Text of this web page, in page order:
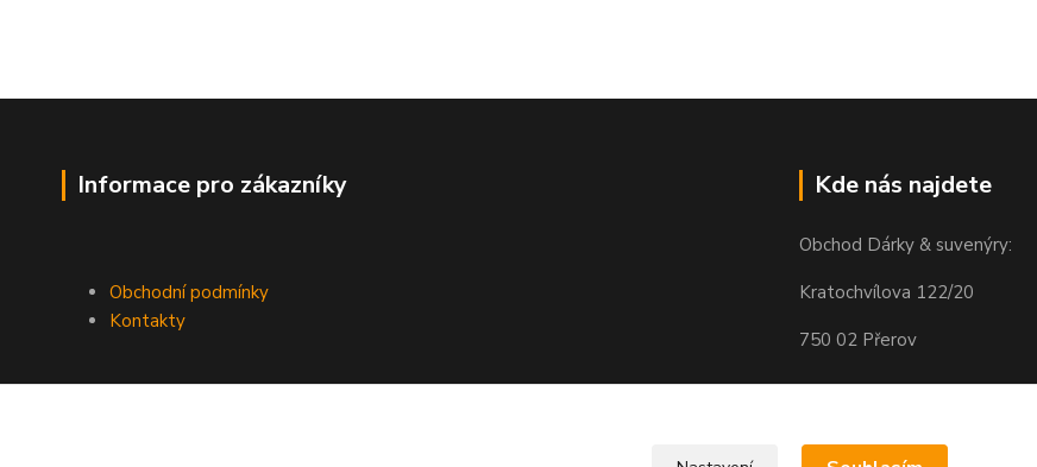
Informace pro zákazníky
Obchodní podmínky
Kontakty
Kde nás najdete
Obchod Dárky & suvenýry:
Kratochvílova 122/20
750 02 Přerov